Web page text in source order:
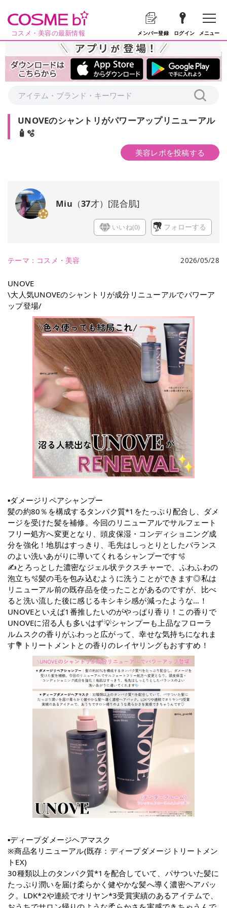
コスメ・美容の最新情報 メンバー登録 ログイン メニュー
UNOVEのシャントリがパワーアップリニューアル
🧴🫧
美容レポを投稿する
Miu （37才） [混合肌]
いいね(0) フォローする
テーマ： コスメ・美容 2026/05/28
UNOVE
\大人気UNOVEのシャントリが成分リニューアルでパワーア
ップ登場/
▪️ダメージリペアシャンプー
髪の約80％を構成するタンパク質*1をたっぷり配合し、ダメ
ージを受けた髪を補修。今回のリニューアルでサルフェート
フリー処方へ変更となり、頭皮保湿・コンディショニング成
分を強化！地肌はすっきり、毛先はしっとりとしたバランス
のよい洗いあがりに導いてくれるシャンプーです🫧
✍️とろっとした濃密なジェル状テクスチャーで、ふわふわの
泡立ち🫧髪の毛を包み込むように洗うことができます◎私は
リニューアル前の既存品を使ったことがあるのですが、比べ
ると洗い流した後に感じるキシキシ感が減ったような…！
UNOVEといえば1番推したいのがやっぱり香り！この香りで
UNOVEに沼る人も多いはず💡シャンプーも上品なフローラ
ルムスクの香りがふわっと広がって、幸せな気持ちになれま
す💐トリートメントとの香りのレイヤリングもおすすめ！
▪️ディープダメージヘアマスク
※商品名リニューアル(既存：ディープダメージトリートメン
トEX)
30種類以上のタンパク質*1を配合していて、パサついた髪に
たっぷり潤いを届け柔らかく健やかな髪へ導く濃密ヘアパッ
ク。LDK*2や連続でオリヤン*3受賞実績のあるアイテムで、